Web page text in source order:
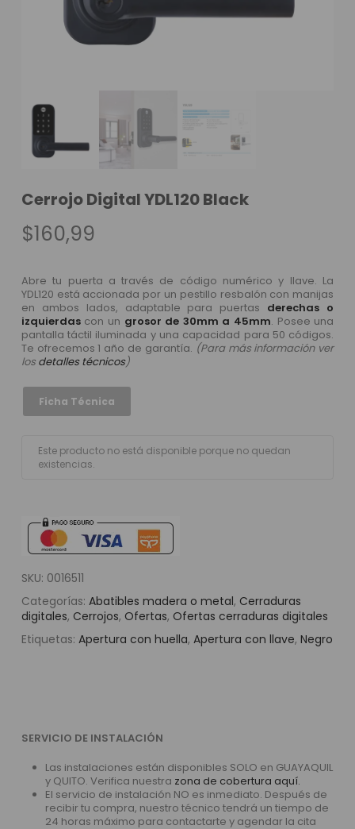
Cerrojo Digital YDL120 Black
$160,99
Abre tu puerta a través de código numérico y llave. La
YDL120 está accionada por un pestillo resbalón con manijas
en ambos lados, adaptable para puertas derechas o
izquierdascon un grosor de 30mm a 45mm. Posee una
pantalla táctil iluminada y una capacidad para 50 códigos.
Te ofrecemos 1 año de garantía. (Para más información ver
los detalles técnicos)
Ficha Técnica
Este producto no está disponible porque no quedan
existencias.
SKU: 0016511
Categorías: Abatibles madera o metal, Cerraduras
digitales, Cerrojos, Ofertas, Ofertas cerraduras digitales
Etiquetas: Apertura con huella, Apertura con llave, Negro
SERVICIO DE INSTALACIÓN
Las instalaciones están disponibles SOLO en GUAYAQUIL
y QUITO. Verifica nuestra zona de cobertura aquí.
El servicio de instalación NO es inmediato. Después de
recibir tu compra, nuestro técnico tendrá un tiempo de
24 horas máximo para contactarte y agendar la cita